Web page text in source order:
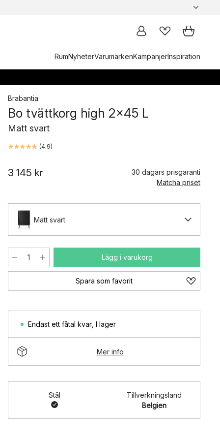
RumNyheterVarumärkenKampanjerInspiration
Brabantia
Bo tvättkorg high 2x45 L
Matt svart
(4.9)
3 145 kr
30 dagars prisgaranti
Matcha priset
Matt svart
Lägg i varukorg
Spara som favorit
Endast ett fåtal kvar I lager
Mer info
Stål
Tillverkningsland
Belgien